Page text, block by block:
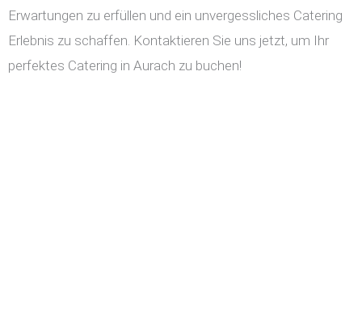
Erwartungen zu erfüllen und ein unvergessliches Catering
Erlebnis zu schaffen. Kontaktieren Sie uns jetzt, um Ihr
perfektes Catering in Aurach zu buchen!